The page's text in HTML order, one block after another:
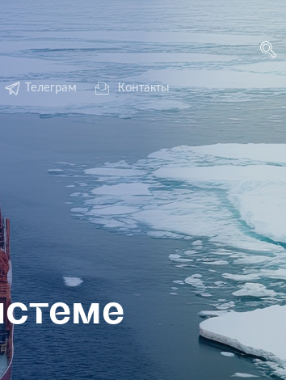
Телеграм Контакты